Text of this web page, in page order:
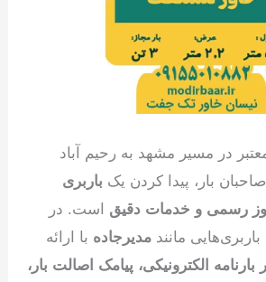
در مسیر مشهد به رحیم آباد
بار، پیدا کردن یک باربری
رسمی و خدمات دقیق است. در
مانندمدیرجاده با ارائه
الکترونیکی، پیامک اصالت بار،